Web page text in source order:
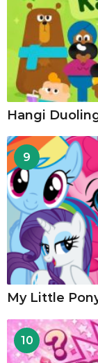
Hangi
9
My Little
10